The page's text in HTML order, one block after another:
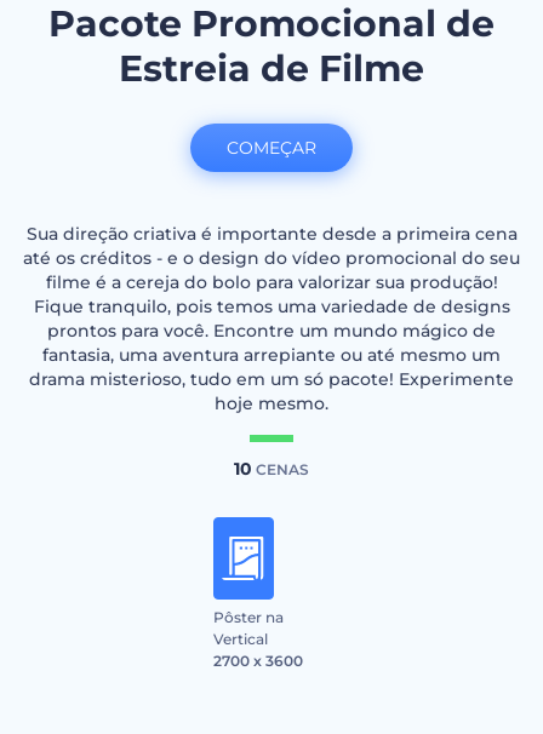
Pacote Promocional de
Estreia de Filme
Sua direção criativa é importante desde a primeira cena
até os créditos - e o design do vídeo promocional do seu
filme é a cereja do bolo para valorizar sua produção!
Fique tranquilo, pois temos uma variedade de designs
prontos para você. Encontre um mundo mágico de
fantasia, uma aventura arrepiante ou até mesmo um
drama misterioso, tudo em um só pacote! Experimente
hoje mesmo.
10 CENAS
Pôster na
Vertical
2700 x 3600
COMEÇAR